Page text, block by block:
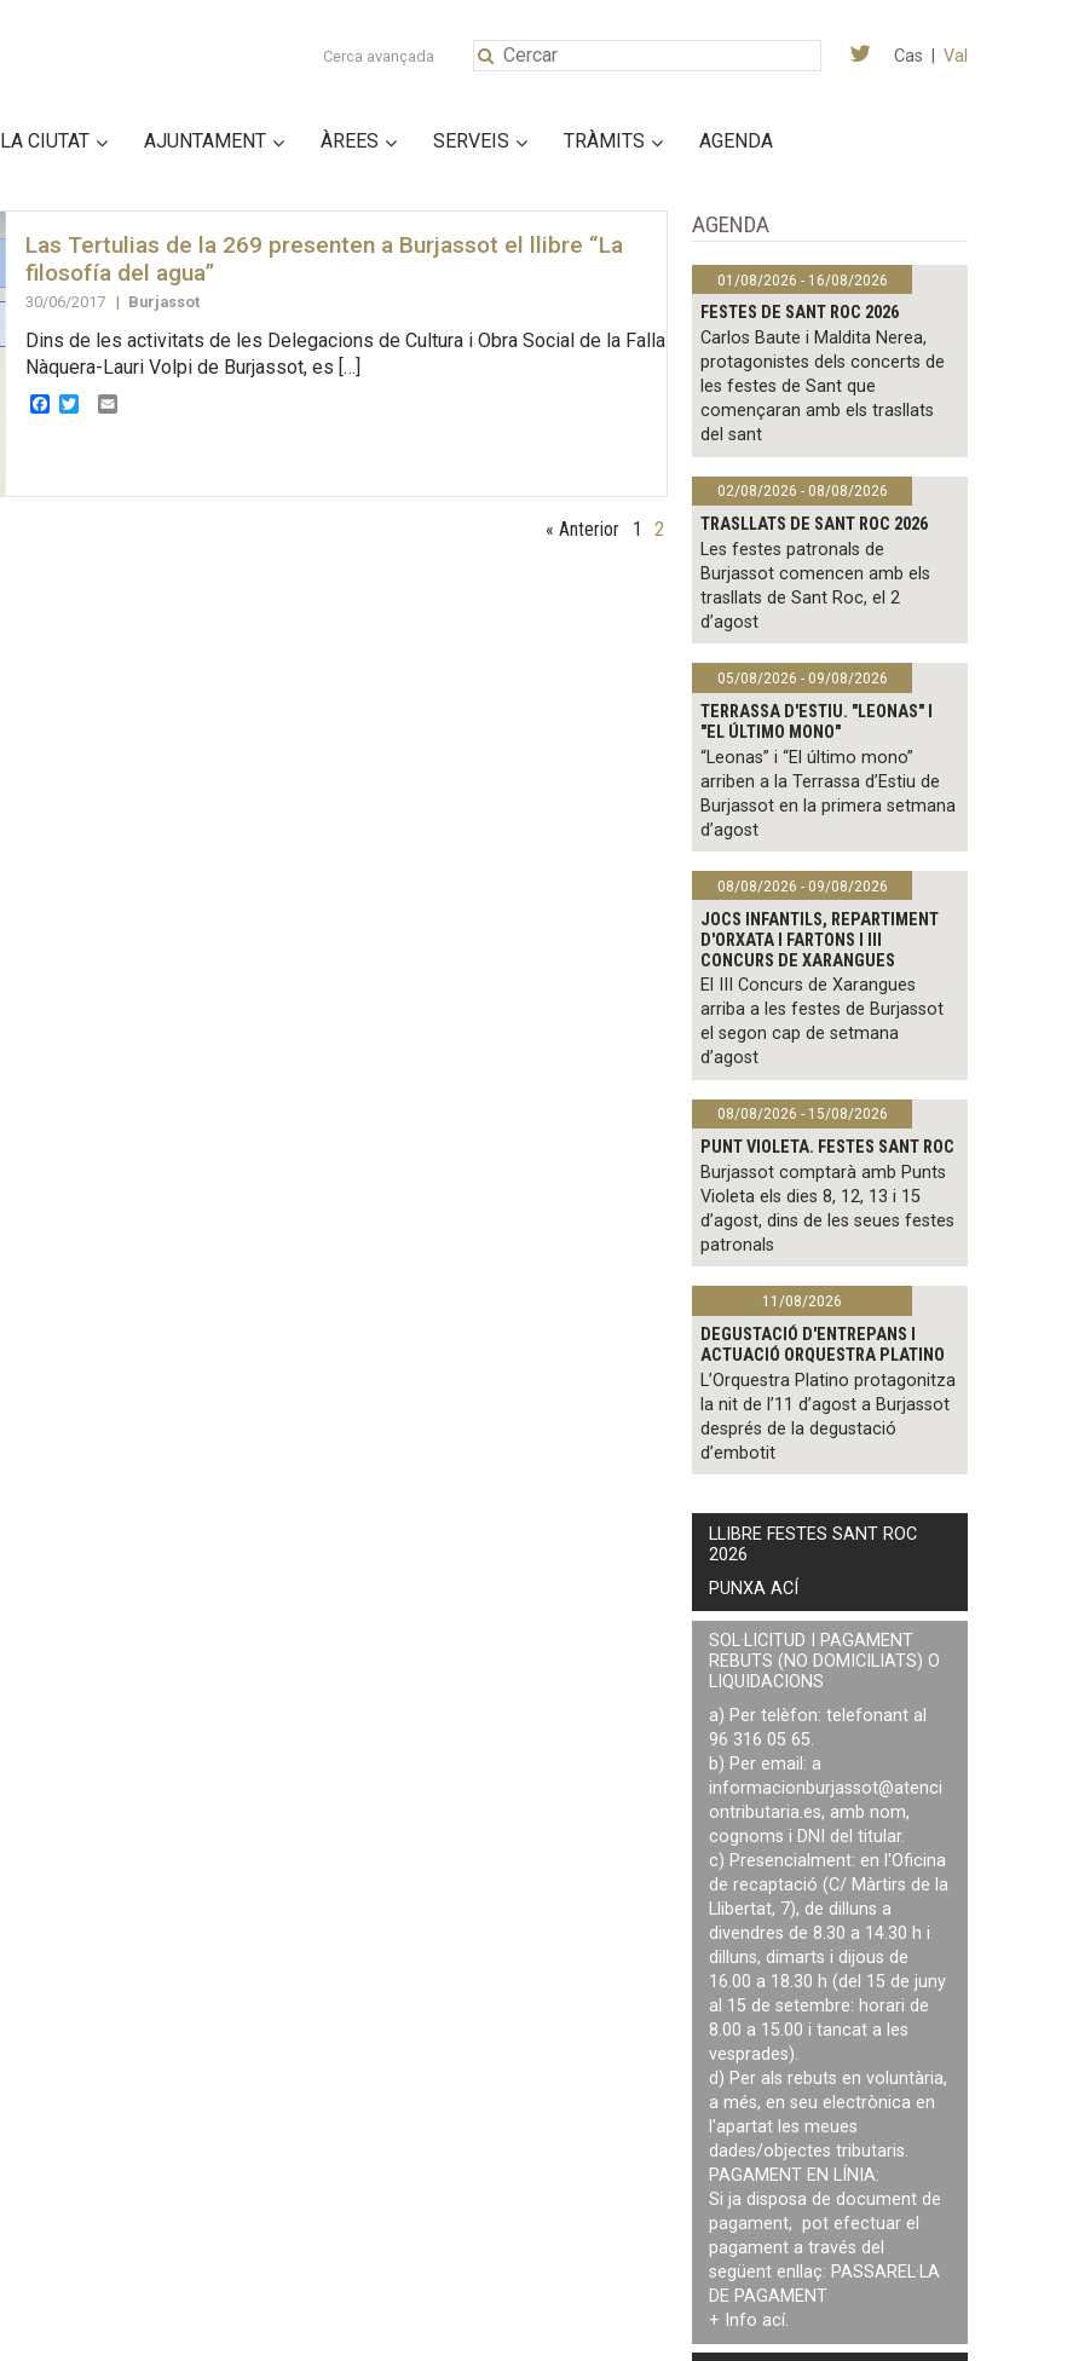
Cerca avançada Cas Val
LA CIUTAT AJUNTAMENT ÀREES SERVEIS TRÀMITS AGENDA
Las Tertulias de la 269 presenten a Burjassot el llibre “La
filosofía del agua”
30/06/2017 | Burjassot
Dins de les activitats de les Delegacions de Cultura i Obra Social de la Falla
Nàquera-Lauri Volpi de Burjassot, es […]
Facebook
TwitterEmail
« Anterior 1 2
AGENDA
01/08/2026 - 16/08/2026
FESTES DE SANT ROC 2026
Carlos Baute i Maldita Nerea,
protagonistes dels concerts de
les festes de Sant que
començaran amb els trasllats
del sant
02/08/2026 - 08/08/2026
TRASLLATS DE SANT ROC 2026
Les festes patronals de
Burjassot comencen amb els
trasllats de Sant Roc, el 2
d’agost
05/08/2026 - 09/08/2026
TERRASSA D'ESTIU. "LEONAS" I
"EL ÚLTIMO MONO"
“Leonas” i “El último mono”
arriben a la Terrassa d’Estiu de
Burjassot en la primera setmana
d’agost
08/08/2026 - 09/08/2026
JOCS INFANTILS, REPARTIMENT
D'ORXATA I FARTONS I III
CONCURS DE XARANGUES
El III Concurs de Xarangues
arriba a les festes de Burjassot
el segon cap de setmana
d’agost
08/08/2026 - 15/08/2026
PUNT VIOLETA. FESTES SANT ROC
Burjassot comptarà amb Punts
Violeta els dies 8, 12, 13 i 15
d’agost, dins de les seues festes
patronals
11/08/2026
DEGUSTACIÓ D'ENTREPANS I
ACTUACIÓ ORQUESTRA PLATINO
L’Orquestra Platino protagonitza
la nit de l’11 d’agost a Burjassot
després de la degustació
d’embotit
LLIBRE FESTES SANT ROC
2026
PUNXA ACÍ
SOL·LICITUD I PAGAMENT
REBUTS (NO DOMICILIATS) O
LIQUIDACIONS
a) Per telèfon: telefonant al
96 316 05 65.
b) Per email: a
informacionburjassot@atenci
ontributaria.es, amb nom,
cognoms i DNI del titular.
c) Presencialment: en l'Oficina
de recaptació (C/ Màrtirs de la
Llibertat, 7), de dilluns a
divendres de 8.30 a 14.30 h i
dilluns, dimarts i dijous de
16.00 a 18.30 h (del 15 de juny
al 15 de setembre: horari de
8.00 a 15.00 i tancat a les
vesprades).
d) Per als rebuts en voluntària,
a més, en seu electrònica en
l'apartat les meues
dades/objectes tributaris.
PAGAMENT EN LÍNIA:
Si ja disposa de document de
pagament, pot efectuar el
pagament a través del
següent enllaç: PASSAREL·LA
DE PAGAMENT
+ Info ací.